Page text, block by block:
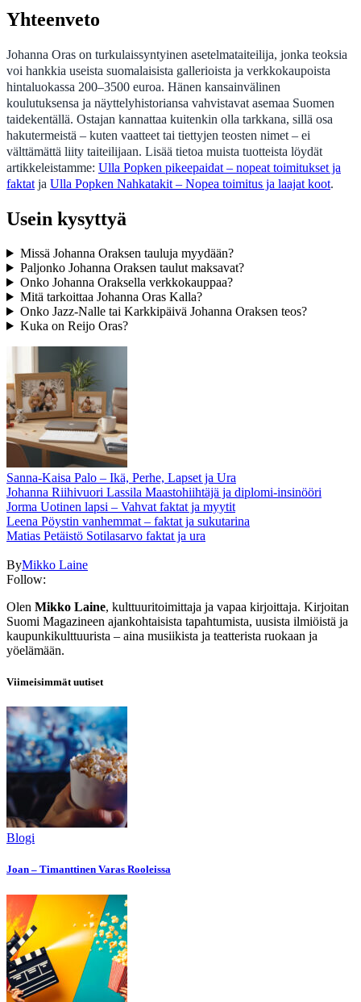
Yhteenveto
Johanna Oras on turkulaissyntyinen asetelmataiteilija, jonka teoksia
voi hankkia useista suomalaisista gallerioista ja verkkokaupoista
hintaluokassa 200–3500 euroa. Hänen kansainvälinen
koulutuksensa ja näyttelyhistoriansa vahvistavat asemaa Suomen
taidekentällä. Ostajan kannattaa kuitenkin olla tarkkana, sillä osa
hakutermeistä – kuten vaatteet tai tiettyjen teosten nimet – ei
välttämättä liity taiteilijaan. Lisää tietoa muista tuotteista löydät
artikkeleistamme: Ulla Popken pikeepaidat – nopeat toimitukset ja
faktatja Ulla Popken Nahkatakit – Nopea toimitus ja laajat koot.
Usein kysyttyä
Missä Johanna Oraksen tauluja myydään?
Paljonko Johanna Oraksen taulut maksavat?
Onko Johanna Oraksella verkkokauppaa?
Mitä tarkoittaa Johanna Oras Kalla?
Onko Jazz-Nalle tai Karkkipäivä Johanna Oraksen teos?
Kuka on Reijo Oras?
Sanna-Kaisa Palo – Ikä, Perhe, Lapset ja Ura
Johanna Riihivuori Lassila Maastohiihtäjä ja diplomi-insinööri
Jorma Uotinen lapsi – Vahvat faktat ja myytit
Leena Pöystin vanhemmat – faktat ja sukutarina
Matias Petäistö Sotilasarvo faktat ja ura
ByMikko Laine
Follow:
Olen Mikko Laine, kulttuuritoimittaja ja vapaa kirjoittaja. Kirjoitan
Suomi Magazineen ajankohtaisista tapahtumista, uusista ilmiöistä ja
kaupunkikulttuurista – aina musiikista ja teatterista ruokaan ja
yöelämään.
Viimeisimmät uutiset
Blogi
Joan – Timanttinen Varas Rooleissa